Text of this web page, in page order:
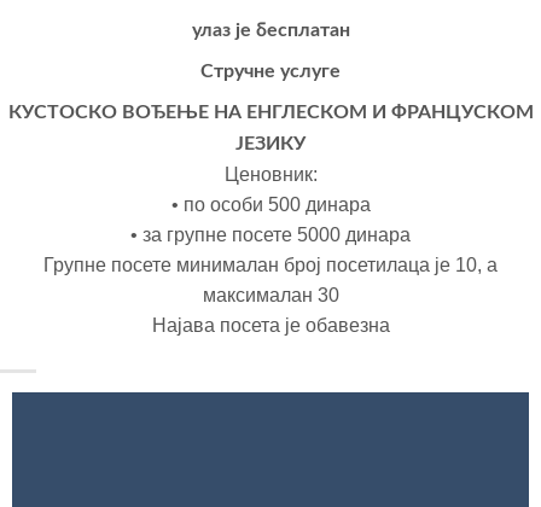
улаз је бесплатан
Стручне услуге
КУСТОСКО ВОЂЕЊЕ НА ЕНГЛЕСКОМ И ФРАНЦУСКОМ
ЈЕЗИКУ
Ценовник:
• по особи 500 динара
• за групне посете 5000 динара
Групне посете минималан број посетилаца је 10, а
максималан 30
Најава посета је обавезна